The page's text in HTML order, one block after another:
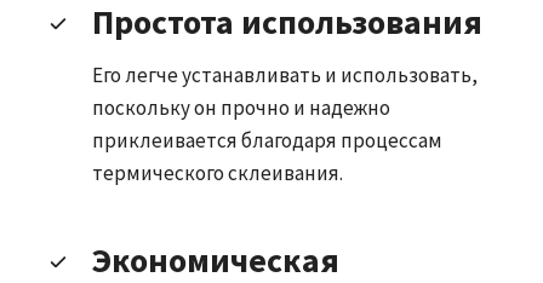
Простота использования
Его легче устанавливать и использовать,
поскольку он прочно и надежно
приклеивается благодаря процессам
термического склеивания.
Экономическая